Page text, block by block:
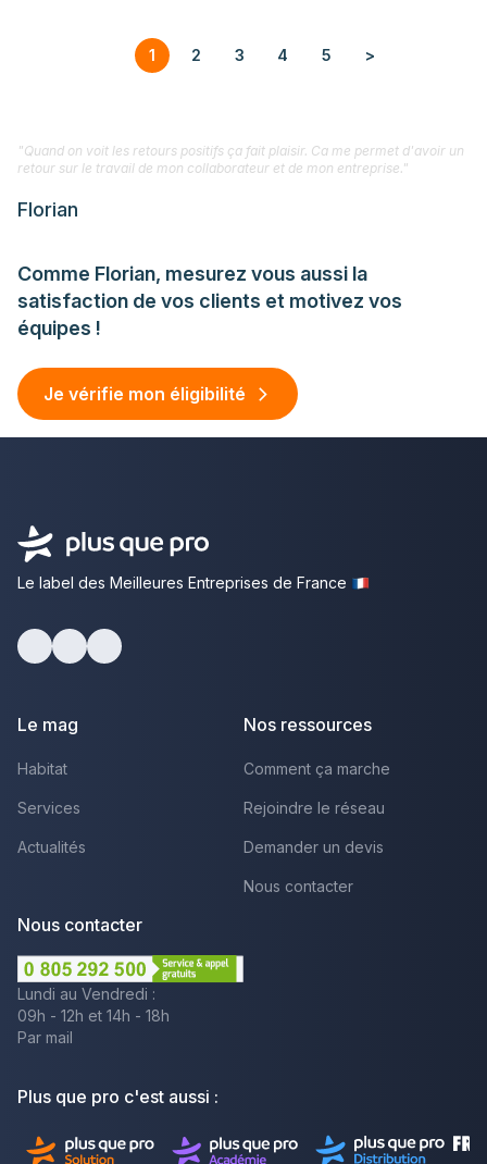
1 2 3 4 5 >
Comme Florian, mesurez vous aussi la
satisfaction de vos clients et motivez vos
équipes !
Je vérifie mon éligibilité
"Quand on voit les retours positifs ça fait plaisir. Ca me permet d'avoir un
retour sur le travail de mon collaborateur et de mon entreprise."
Florian
Le label des Meilleures Entreprises de France
Le mag
Habitat
Services
Actualités
Nos ressources
Comment ça marche
Rejoindre le réseau
Demander un devis
Nous contacter
Nous contacter
Lundi au Vendredi :
09h - 12h et 14h - 18h
Par mail
Plus que pro c'est aussi :